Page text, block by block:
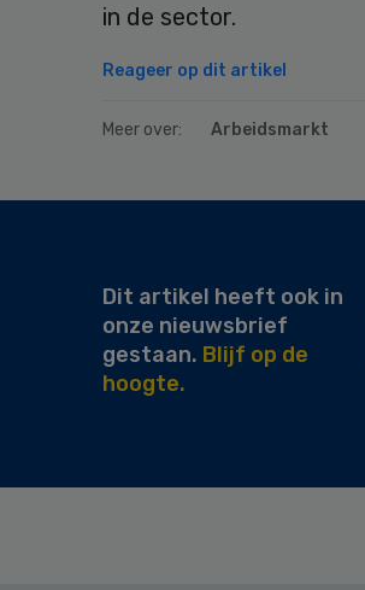
in de sector.
Reageer op dit artikel
Meer over: Arbeidsmarkt
Dit artikel heeft ook in
onze nieuwsbrief
gestaan. Blijf op de
hoogte.